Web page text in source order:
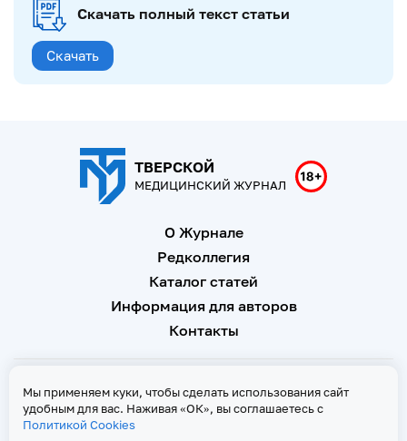
Скачать полный текст статьи
Скачать
ТВЕРСКОЙ
МЕДИЦИНСКИЙ ЖУРНАЛ
О Журнале
Редколлегия
Каталог статей
Информация для авторов
Контакты
Свидетельство о регистрации Эл № ФС 77 - 67146 от 16
сентября 2016 г
Мы применяем куки, чтобы сделать использования сайт
удобным для вас. Наживая «ОК», вы соглашаетесь с
Политикой Cookies